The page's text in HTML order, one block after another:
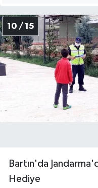
10 / 15
Bartın'da
Hediye